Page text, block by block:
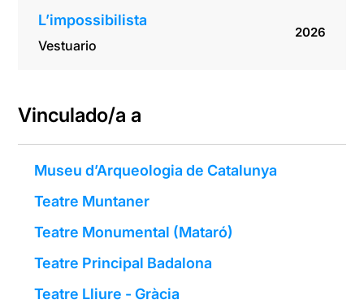
L’impossibilista
Vestuario
2026
Vinculado/a a
Museu d’Arqueologia de Catalunya
Teatre Muntaner
Teatre Monumental (Mataró)
Teatre Principal Badalona
Teatre Lliure - Gràcia